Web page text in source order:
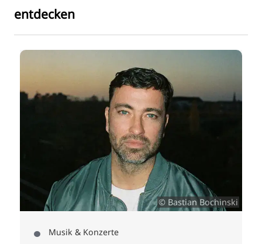
entdecken
© Bastian Bochinski
Musik & Konzerte